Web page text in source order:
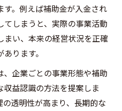
。例えば補助金が入金され
てしまうと、実際の事業活動
まい、本来の経営状況を正確
ります。
企業ごとの事業形態や補助
益認識の方法を提案しま
透明性が高まり、長期的な